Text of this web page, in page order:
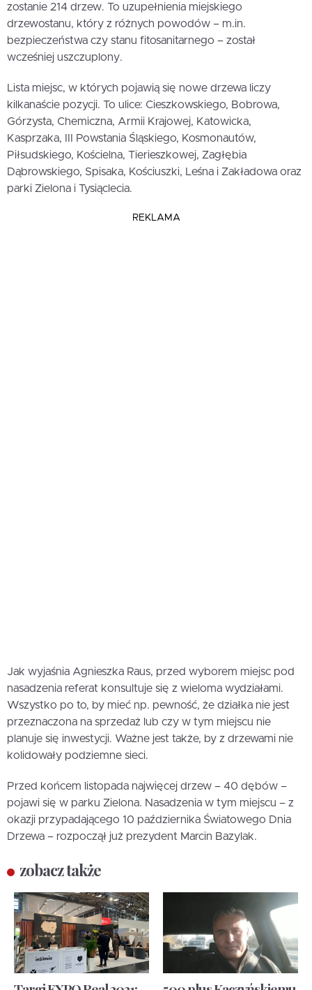
zostanie 214 drzew. To uzupełnienia miejskiego
drzewostanu, który z różnych powodów – m.in.
bezpieczeństwa czy stanu fitosanitarnego – został
wcześniej uszczuplony.
Lista miejsc, w których pojawią się nowe drzewa liczy
kilkanaście pozycji. To ulice: Cieszkowskiego, Bobrowa,
Górzysta, Chemiczna, Armii Krajowej, Katowicka,
Kasprzaka, III Powstania Śląskiego, Kosmonautów,
Piłsudskiego, Kościelna, Tierieszkowej, Zagłębia
Dąbrowskiego, Spisaka, Kościuszki, Leśna i Zakładowa oraz
parki Zielona i Tysiąclecia.
REKLAMA
Jak wyjaśnia Agnieszka Raus, przed wyborem miejsc pod
nasadzenia referat konsultuje się z wieloma wydziałami.
Wszystko po to, by mieć np. pewność, że działka nie jest
przeznaczona na sprzedaż lub czy w tym miejscu nie
planuje się inwestycji. Ważne jest także, by z drzewami nie
kolidowały podziemne sieci.
Przed końcem listopada najwięcej drzew – 40 dębów –
pojawi się w parku Zielona. Nasadzenia w tym miejscu – z
okazji przypadającego 10 października Światowego Dnia
Drzewa – rozpoczął już prezydent Marcin Bazylak.
zobacz także